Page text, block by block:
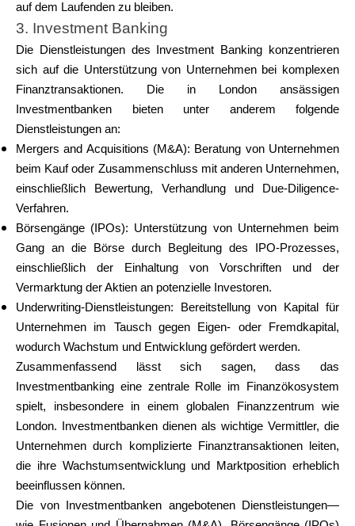
auf dem Laufenden zu bleiben.
3. Investment Banking
Die Dienstleistungen des Investment Banking konzentrieren
sich auf die Unterstützung von Unternehmen bei komplexen
Finanztransaktionen. Die in London ansässigen
Investmentbanken bieten unter anderem folgende
Dienstleistungen an:
Mergers and Acquisitions (M&A): Beratung von Unternehmen
beim Kauf oder Zusammenschluss mit anderen Unternehmen,
einschließlich Bewertung, Verhandlung und Due-Diligence-
Verfahren.
Börsengänge (IPOs): Unterstützung von Unternehmen beim
Gang an die Börse durch Begleitung des IPO-Prozesses,
einschließlich der Einhaltung von Vorschriften und der
Vermarktung der Aktien an potenzielle Investoren.
Underwriting-Dienstleistungen: Bereitstellung von Kapital für
Unternehmen im Tausch gegen Eigen- oder Fremdkapital,
wodurch Wachstum und Entwicklung gefördert werden.
Zusammenfassend lässt sich sagen, dass das
Investmentbanking eine zentrale Rolle im Finanzökosystem
spielt, insbesondere in einem globalen Finanzzentrum wie
London. Investmentbanken dienen als wichtige Vermittler, die
Unternehmen durch komplizierte Finanztransaktionen leiten,
die ihre Wachstumsentwicklung und Marktposition erheblich
beeinflussen können.
Die von Investmentbanken angebotenen Dienstleistungen—